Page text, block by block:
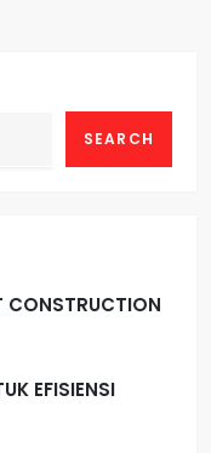
SEARCH
CONSTRUCTION
EFISIENSI